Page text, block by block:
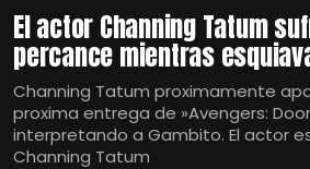
El actor Channing Tatum
percance mientras
Channing Tatum proximamente
proxima entrega de »Avengers:
interpretando a Gambito. El actor
Channing Tatum